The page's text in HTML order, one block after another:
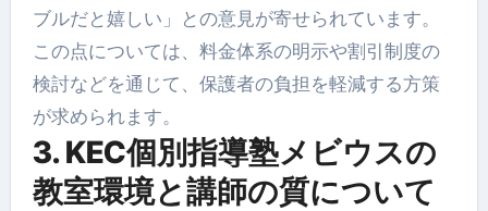
ブルだと嬉しい」との意見が寄せられています。
この点については、料金体系の明示や割引制度の
検討などを通じて、保護者の負担を軽減する方策
が求められます。
3. KEC個別指導塾メビウスの
教室環境と講師の質について